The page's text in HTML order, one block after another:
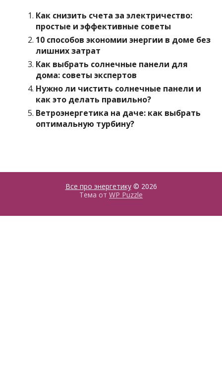
Как снизить счета за электричество:
простые и эффективные советы
10 способов экономии энергии в доме без
лишних затрат
Как выбрать солнечные панели для
дома: советы экспертов
Нужно ли чистить солнечные панели и
как это делать правильно?
Ветроэнергетика на даче: как выбрать
оптимальную турбину?
Все про энергетику© 2026
Тема от WP Puzzle